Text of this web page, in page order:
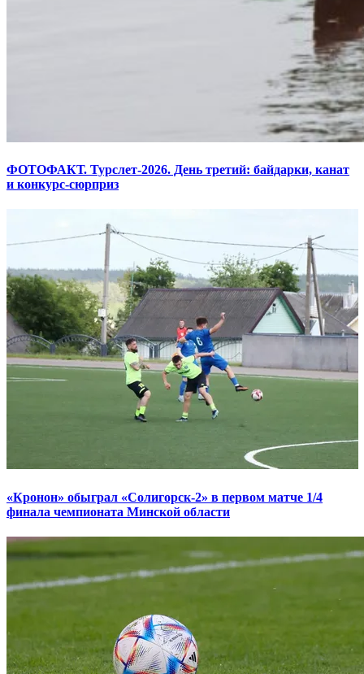
ФОТОФАКТ. Турслет-2026. День третий: байдарки, канат
и конкурс-сюрприз
«Кронон» обыграл «Солигорск-2» в первом матче 1/4
финала чемпионата Минской области